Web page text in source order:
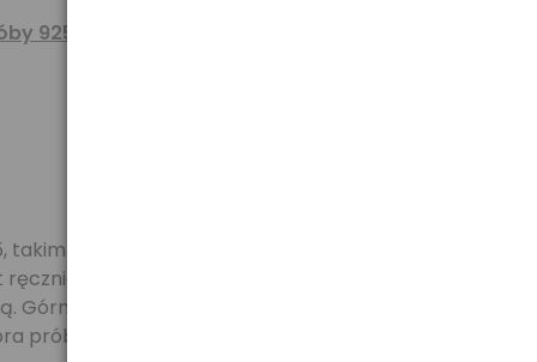
925
samym, jak
dokładnie
Górna część pamięci
próby 925.